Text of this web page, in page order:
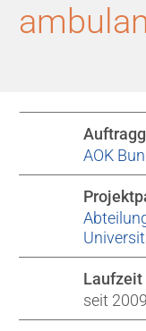
AOK
Laufzeit
seit 2009